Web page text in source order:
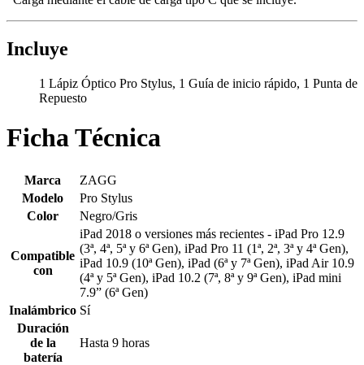
Incluye
1 Lápiz Óptico Pro Stylus, 1 Guía de inicio rápido, 1 Punta de
Repuesto
Ficha Técnica
Marca
ZAGG
Modelo
Pro Stylus
Color
Negro/Gris
Compatible
con
iPad 2018 o versiones más recientes - iPad Pro 12.9
(3ª, 4ª, 5ª y 6ª Gen), iPad Pro 11 (1ª, 2ª, 3ª y 4ª Gen),
iPad 10.9 (10ª Gen), iPad (6ª y 7ª Gen), iPad Air 10.9
(4ª y 5ª Gen), iPad 10.2 (7ª, 8ª y 9ª Gen), iPad mini
7.9” (6ª Gen)
Inalámbrico Sí
Duración
de la
batería
Hasta 9 horas